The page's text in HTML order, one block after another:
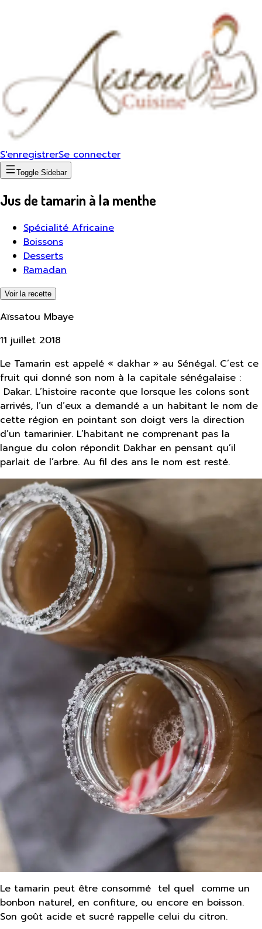
S'enregistrerSe connecter
Toggle Sidebar
Jus de tamarin à la menthe
Spécialité Africaine
Boissons
Desserts
Ramadan
Voir la recette
Aïssatou Mbaye
11 juillet 2018
Le Tamarin est appelé « dakhar » au Sénégal. C’est ce
fruit qui donné son nom à la capitale sénégalaise :
Dakar. L’histoire raconte que lorsque les colons sont
arrivés, l’un d’eux a demandé a un habitant le nom de
cette région en pointant son doigt vers la direction
d’un tamarinier. L’habitant ne comprenant pas la
langue du colon répondit Dakhar en pensant qu’il
parlait de l’arbre. Au fil des ans le nom est resté.
Le tamarin peut être consommé tel quel comme un
bonbon naturel, en confiture, ou encore en boisson.
Son goût acide et sucré rappelle celui du citron.